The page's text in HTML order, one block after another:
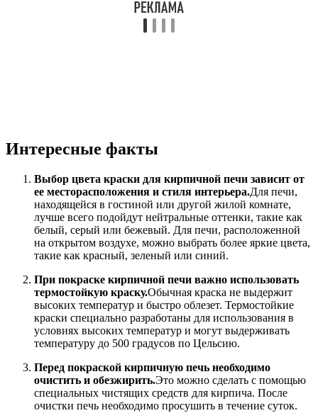
Интересные факты
Выбор цвета краски для кирпичной печи зависит от
ее месторасположения и стиля интерьера.Для печи,
находящейся в гостиной или другой жилой комнате,
лучше всего подойдут нейтральные оттенки, такие как
белый, серый или бежевый. Для печи, расположенной
на открытом воздухе, можно выбрать более яркие цвета,
такие как красный, зеленый или синий.
При покраске кирпичной печи важно использовать
термостойкую краску.Обычная краска не выдержит
высоких температур и быстро облезет. Термостойкие
краски специально разработаны для использования в
условиях высоких температур и могут выдерживать
температуру до 500 градусов по Цельсию.
Перед покраской кирпичную печь необходимо
очистить и обезжирить.Это можно сделать с помощью
специальных чистящих средств для кирпича. После
очистки печь необходимо просушить в течение суток.